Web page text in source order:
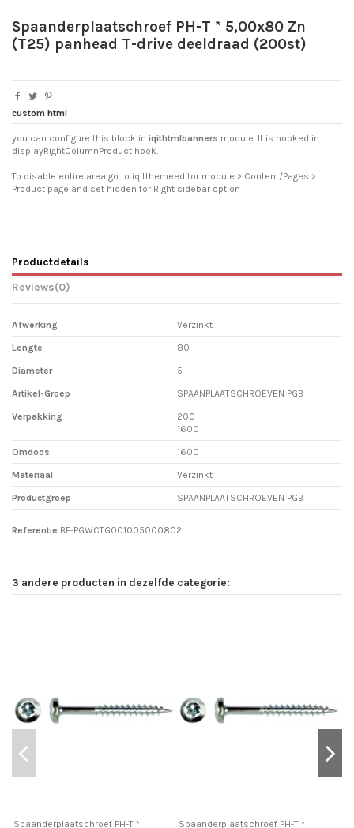
Spaanderplaatschroef PH-T * 5,00x80 Zn
(T25) panhead T-drive deeldraad (200st)
custom html
you can configure this block in iqithtmlbanners module. It is hooked in
displayRightColumnProduct hook.
To disable entire area go to iqitthemeeditor module > Content/Pages >
Product page and set hidden for Right sidebar option
Productdetails
Reviews(0)
Afwerking Verzinkt
Lengte 80
Diameter 5
Artikel-Groep SPAANPLAATSCHROEVEN PGB
Verpakking
200
1600
Omdoos 1600
Materiaal Verzinkt
Productgroep SPAANPLAATSCHROEVEN PGB
Referentie BF-PGWCTG001005000802
3 andere producten in dezelfde categorie:
Spaanderplaatschroef PH-T * Spaanderplaatschroef PH-T *